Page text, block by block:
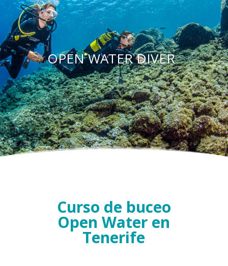
OPEN WATER DIVER
Curso de buceo
Open Water en
Tenerife